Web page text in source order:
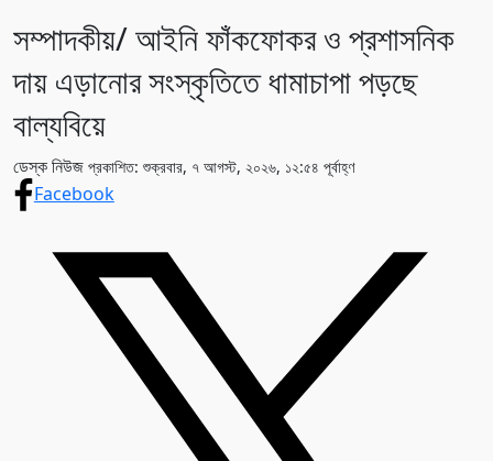
সম্পাদকীয়/ আইনি ফাঁকফোকর ও প্রশাসনিক
দায় এড়ানোর সংস্কৃতিতে ধামাচাপা পড়ছে
বাল্যবিয়ে
ডেস্ক নিউজ প্রকাশিত: শুক্রবার, ৭ আগস্ট, ২০২৬, ১২:৫৪ পূর্বাহ্ণ
Facebook